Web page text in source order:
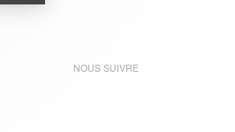
NOUS SUIVRE